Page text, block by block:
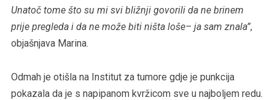
Unatoč tome što su mi svi bližnji govorili da ne brinem
prije pregleda i da ne može biti ništa loše– ja sam znala”,
objašnjava Marina.
Odmah je otišla na Institut za tumore gdje je punkcija
pokazala da je s napipanom kvržicom sve u najboljem redu.